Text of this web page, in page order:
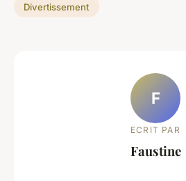
Divertissement
F
ECRIT PAR
Faustine